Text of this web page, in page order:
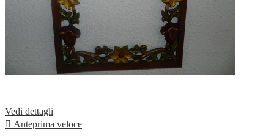
Vedi dettagli
 Anteprima veloce